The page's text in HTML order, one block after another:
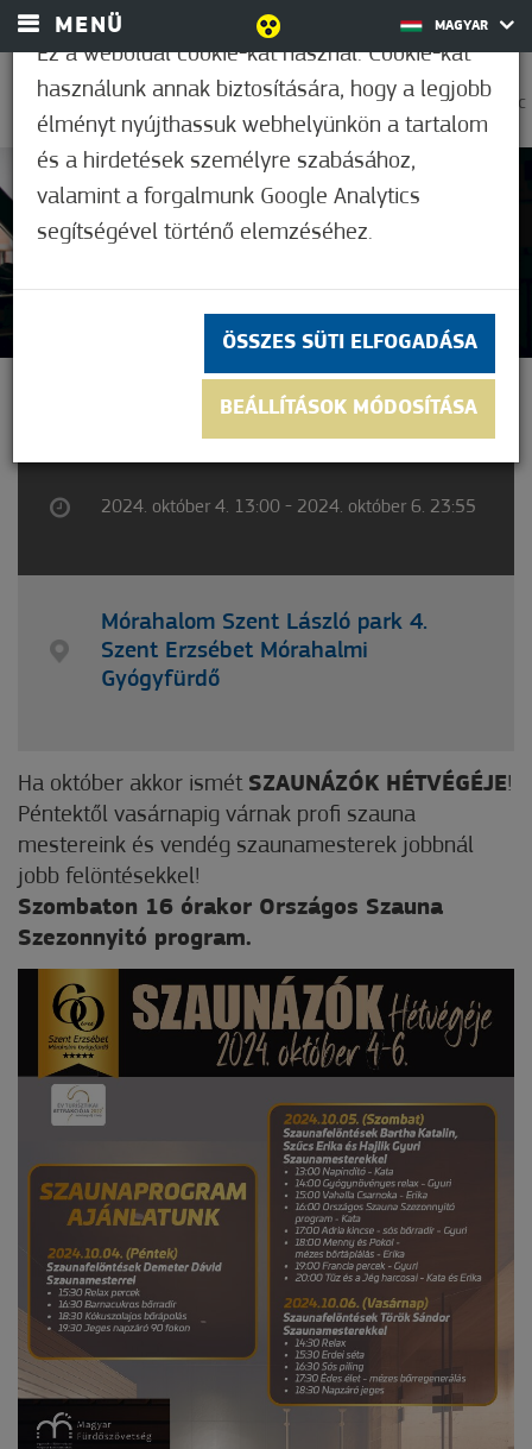
MENÜ MAGYAR
0
32,2°C
Nem értékelt
SZAUNÁZÓK HÉTVÉGÉJE
2024. október 4. 13:00 - 2024. október 6. 23:55
Mórahalom Szent László park 4.
Szent Erzsébet Mórahalmi
Gyógyfürdő
Ha október akkor ismét SZAUNÁZÓK HÉTVÉGÉJE!
Péntektől vasárnapig várnak profi szauna
mestereink és vendég szaunamesterek jobbnál
jobb felöntésekkel!
Szombaton 16 órakor Országos Szauna
Szezonnyitó program.
Ez a weboldal cookie-kat használ. Cookie-kat
használunk annak biztosítására, hogy a legjobb
élményt nyújthassuk webhelyünkön a tartalom
és a hirdetések személyre szabásához,
valamint a forgalmunk Google Analytics
segítségével történő elemzéséhez.
ÖSSZES SÜTI ELFOGADÁSA
BEÁLLÍTÁSOK MÓDOSÍTÁSA